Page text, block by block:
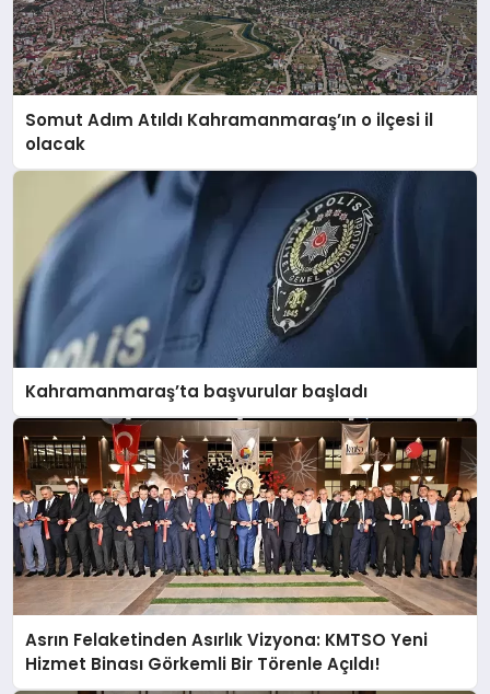
Somut Adım Atıldı Kahramanmaraş’ın o ilçesi il
olacak
Kahramanmaraş’ta başvurular başladı
Asrın Felaketinden Asırlık Vizyona: KMTSO Yeni
Hizmet Binası Görkemli Bir Törenle Açıldı!